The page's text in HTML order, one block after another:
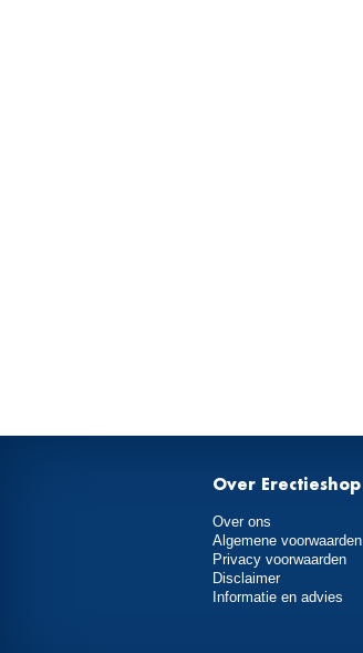
Over Erectieshop
Over ons
Algemene voorwaarden
Privacy voorwaarden
Disclaimer
Informatie en advies